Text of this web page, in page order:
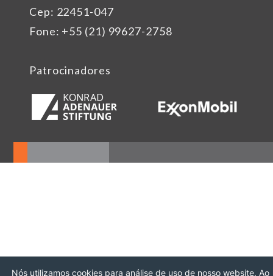
Cep: 22451-047
Fone: +55 (21) 99627-2758
Patrocinadores
Nós utilizamos cookies para análise de uso de nosso website. Ao